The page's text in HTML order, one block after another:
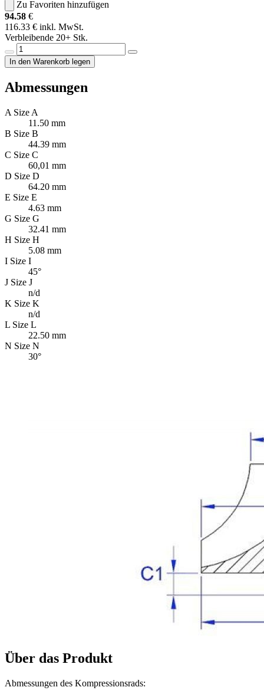
Zu Favoriten hinzufügen
94.58 €
116.33 € inkl. MwSt.
Verbleibende 20+ Stk.
In den Warenkorb legen
Abmessungen
A Size A
11.50 mm
B Size B
44.39 mm
C Size C
60,01 mm
D Size D
64.20 mm
E Size E
4.63 mm
G Size G
32.41 mm
H Size H
5.08 mm
I Size I
45°
J Size J
n/d
K Size K
n/d
L Size L
22.50 mm
N Size N
30°
Über das Produkt
Abmessungen des Kompressionsrads: